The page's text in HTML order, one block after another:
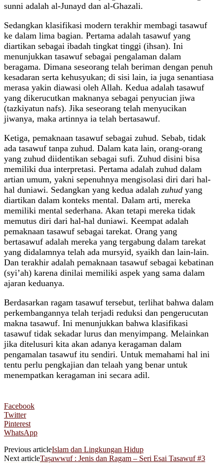
sunni adalah al-Junayd dan al-Ghazali.
Sedangkan klasifikasi modern terakhir membagi tasawuf
ke dalam lima bagian. Pertama adalah tasawuf yang
diartikan sebagai ibadah tingkat tinggi (ihsan). Ini
menunjukkan tasawuf sebagai pengalaman dalam
beragama. Dimana seseorang telah beriman dengan penuh
kesadaran serta kehusyukan; di sisi lain, ia juga senantiasa
merasa yakin diawasi oleh Allah. Kedua adalah tasawuf
yang dikerucutkan maknanya sebagai penyucian jiwa
(tazkiyatun nafs). Jika seseorang telah menyucikan
jiwanya, maka artinnya ia telah bertasawuf.
Ketiga, pemaknaan tasawuf sebagai zuhud. Sebab, tidak
ada tasawuf tanpa zuhud. Dalam kata lain, orang-orang
yang zuhud diidentikan sebagai sufi. Zuhud disini bisa
memiliki dua interpretasi. Pertama adalah zuhud dalam
artian umum, yakni sepenuhnya mengisolasi diri dari hal-
hal duniawi. Sedangkan yang kedua adalah zuhud yang
diartikan dalam konteks mental. Dalam arti, mereka
memiliki mental sederhana. Akan tetapi mereka tidak
memutus diri dari hal-hal duniawi. Keempat adalah
pemaknaan tasawuf sebagai tarekat. Orang yang
bertasawuf adalah mereka yang tergabung dalam tarekat
yang didalamnya telah ada mursyid, syaikh dan lain-lain.
Dan terakhir adalah pemaknaan tasawuf sebagai kebatinan
(syi’ah) karena dinilai memiliki aspek yang sama dalam
ajaran keduanya.
Berdasarkan ragam tasawuf tersebut, terlihat bahwa dalam
perkembangannya telah terjadi reduksi dan pengerucutan
makna tasawuf. Ini menunjukkan bahwa klasifikasi
tasawuf tidak sekadar lurus dan menyimpang. Melainkan
jika ditelusuri kita akan adanya keragaman dalam
pengamalan tasawuf itu sendiri. Untuk memahami hal ini
tentu perlu pengkajian dan telaah yang benar untuk
menempatkan keragaman ini secara adil.
Facebook
Twitter
Pinterest
WhatsApp
Previous articleIslam dan Lingkungan Hidup
Next articleTaṣawwuf : Jenis dan Ragam – Seri Esai Tasawuf #3